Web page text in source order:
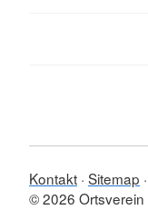
Kontakt Sitemap
© 2026 Ortsverein